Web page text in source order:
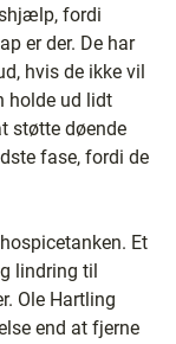
fordi
er der. De har
hvis de ikke vil
holde ud lidt
støtte døende
fase, fordi de
Et
lindring til
Ole Hartling
end at fjerne